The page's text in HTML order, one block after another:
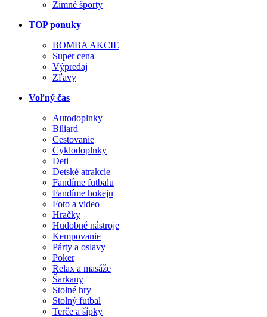
Zimné športy
TOP ponuky
BOMBA AKCIE
Super cena
Výpredaj
Zľavy
Voľný čas
Autodoplnky
Biliard
Cestovanie
Cyklodoplnky
Deti
Detské atrakcie
Fandíme futbalu
Fandíme hokeju
Foto a video
Hračky
Hudobné nástroje
Kempovanie
Párty a oslavy
Poker
Relax a masáže
Šarkany
Stolné hry
Stolný futbal
Terče a šípky